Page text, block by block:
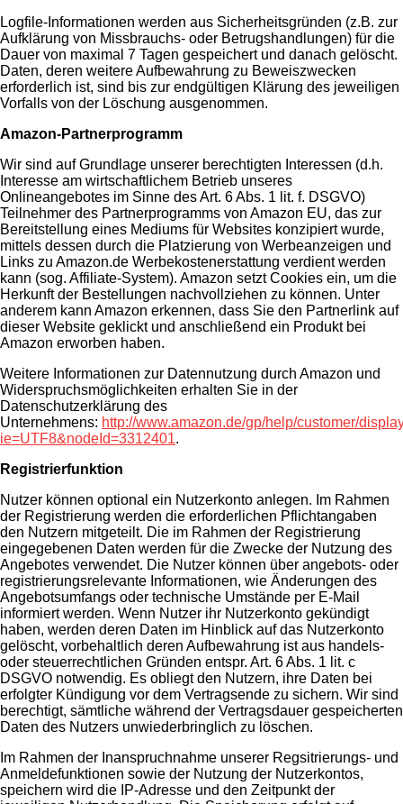
Logfile-Informationen werden aus Sicherheitsgründen (z.B. zur
Aufklärung von Missbrauchs- oder Betrugshandlungen) für die
Dauer von maximal 7 Tagen gespeichert und danach gelöscht.
Daten, deren weitere Aufbewahrung zu Beweiszwecken
erforderlich ist, sind bis zur endgültigen Klärung des jeweiligen
Vorfalls von der Löschung ausgenommen.
Amazon-Partnerprogramm
Wir sind auf Grundlage unserer berechtigten Interessen (d.h.
Interesse am wirtschaftlichem Betrieb unseres
Onlineangebotes im Sinne des Art. 6 Abs. 1 lit. f. DSGVO)
Teilnehmer des Partnerprogramms von Amazon EU, das zur
Bereitstellung eines Mediums für Websites konzipiert wurde,
mittels dessen durch die Platzierung von Werbeanzeigen und
Links zu Amazon.de Werbekostenerstattung verdient werden
kann (sog. Affiliate-System). Amazon setzt Cookies ein, um die
Herkunft der Bestellungen nachvollziehen zu können. Unter
anderem kann Amazon erkennen, dass Sie den Partnerlink auf
dieser Website geklickt und anschließend ein Produkt bei
Amazon erworben haben.
Weitere Informationen zur Datennutzung durch Amazon und
Widerspruchsmöglichkeiten erhalten Sie in der
Datenschutzerklärung des
Unternehmens: http://www.amazon.de/gp/help/customer/
ie=UTF8&nodeId=3312401.
Registrierfunktion
Nutzer können optional ein Nutzerkonto anlegen. Im Rahmen
der Registrierung werden die erforderlichen Pflichtangaben
den Nutzern mitgeteilt. Die im Rahmen der Registrierung
eingegebenen Daten werden für die Zwecke der Nutzung des
Angebotes verwendet. Die Nutzer können über angebots- oder
registrierungsrelevante Informationen, wie Änderungen des
Angebotsumfangs oder technische Umstände per E-Mail
informiert werden. Wenn Nutzer ihr Nutzerkonto gekündigt
haben, werden deren Daten im Hinblick auf das Nutzerkonto
gelöscht, vorbehaltlich deren Aufbewahrung ist aus handels-
oder steuerrechtlichen Gründen entspr. Art. 6 Abs. 1 lit. c
DSGVO notwendig. Es obliegt den Nutzern, ihre Daten bei
erfolgter Kündigung vor dem Vertragsende zu sichern. Wir sind
berechtigt, sämtliche während der Vertragsdauer gespeicherten
Daten des Nutzers unwiederbringlich zu löschen.
Im Rahmen der Inanspruchnahme unserer Regsitrierungs- und
Anmeldefunktionen sowie der Nutzung der Nutzerkontos,
speichern wird die IP-Adresse und den Zeitpunkt der